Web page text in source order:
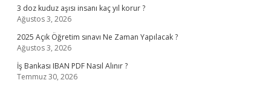
3 doz kuduz aşısı insanı kaç yıl korur ?
Ağustos 3, 2026
2025 Açık Öğretim sınavı Ne Zaman Yapılacak ?
Ağustos 3, 2026
İş Bankası IBAN PDF Nasıl Alınır ?
Temmuz 30, 2026